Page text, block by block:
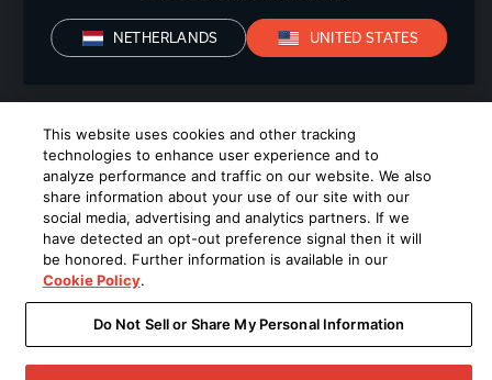
Privacyverklaring
Conformiteitsverklaring
reserved.
NETHERLANDS UNITED STATES
This website uses cookies and other tracking
technologies to enhance user experience and to
analyze performance and traffic on our website. We also
share information about your use of our site with our
social media, advertising and analytics partners. If we
have detected an opt-out preference signal then it will
be honored. Further information is available in our
Cookie Policy.
Do Not Sell or Share My Personal Information